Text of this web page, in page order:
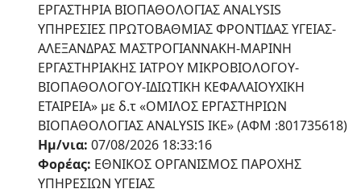
ΕΡΓΑΣΤΗΡΙΑ ΒΙΟΠΑΘΟΛΟΓΙΑΣ ANALYSIS
ΥΠΗΡΕΣΙΕΣ ΠΡΩΤΟΒΑΘΜΙΑΣ ΦΡΟΝΤΙΔΑΣ ΥΓΕΙΑΣ-
ΑΛΕΞΑΝΔΡΑΣ ΜΑΣΤΡΟΓΙΑΝΝΑΚΗ-ΜΑΡΙΝΗ
ΕΡΓΑΣΤΗΡΙΑΚΗΣ ΙΑΤΡΟΥ ΜΙΚΡΟΒΙΟΛΟΓΟΥ-
ΒΙΟΠΑΘΟΛΟΓΟΥ-ΙΔΙΩΤΙΚΗ ΚΕΦΑΛΑΙΟΥΧΙΚΗ
ΕΤΑΙΡΕΙΑ» με δ.τ «ΟΜΙΛΟΣ ΕΡΓΑΣΤΗΡΙΩΝ
ΒΙΟΠΑΘΟΛΟΓΙΑΣ ANALYSIS ΙΚΕ» (ΑΦΜ :801735618)
Ημ/νια: 07/08/2026 18:33:16
Φορέας: ΕΘΝΙΚΟΣ ΟΡΓΑΝΙΣΜΟΣ ΠΑΡΟΧΗΣ
ΥΠΗΡΕΣΙΩΝ ΥΓΕΙΑΣ